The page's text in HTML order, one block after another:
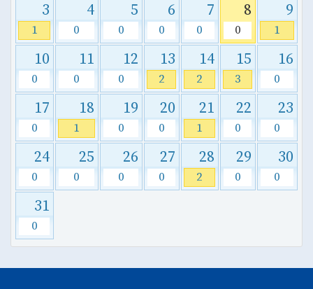
3
1
4
0
5
0
6
0
7
0
8
0
9
1
10
0
11
0
12
0
13
2
14
2
15
3
16
0
17
0
18
1
19
0
20
0
21
1
22
0
23
0
24
0
25
0
26
0
27
0
28
2
29
0
30
0
31
0